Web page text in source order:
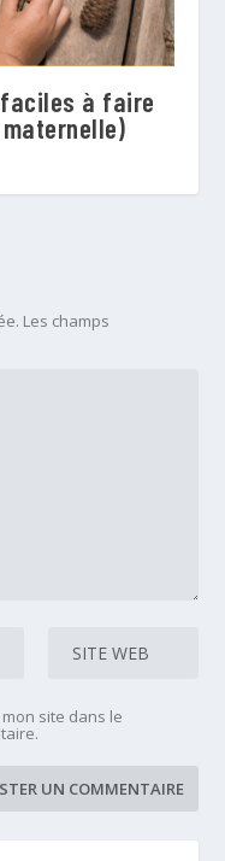
faciles à faire
Les champs
site dans le